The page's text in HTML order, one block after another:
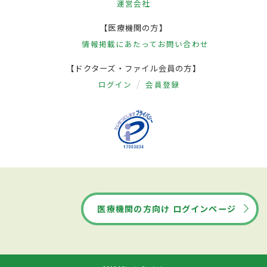
運営会社
【医療機関の方】
情報掲載にあたって お問い合わせ
【ドクターズ・ファイル会員の方】
ログイン 会員登録
医療機関の方向け ログインページ